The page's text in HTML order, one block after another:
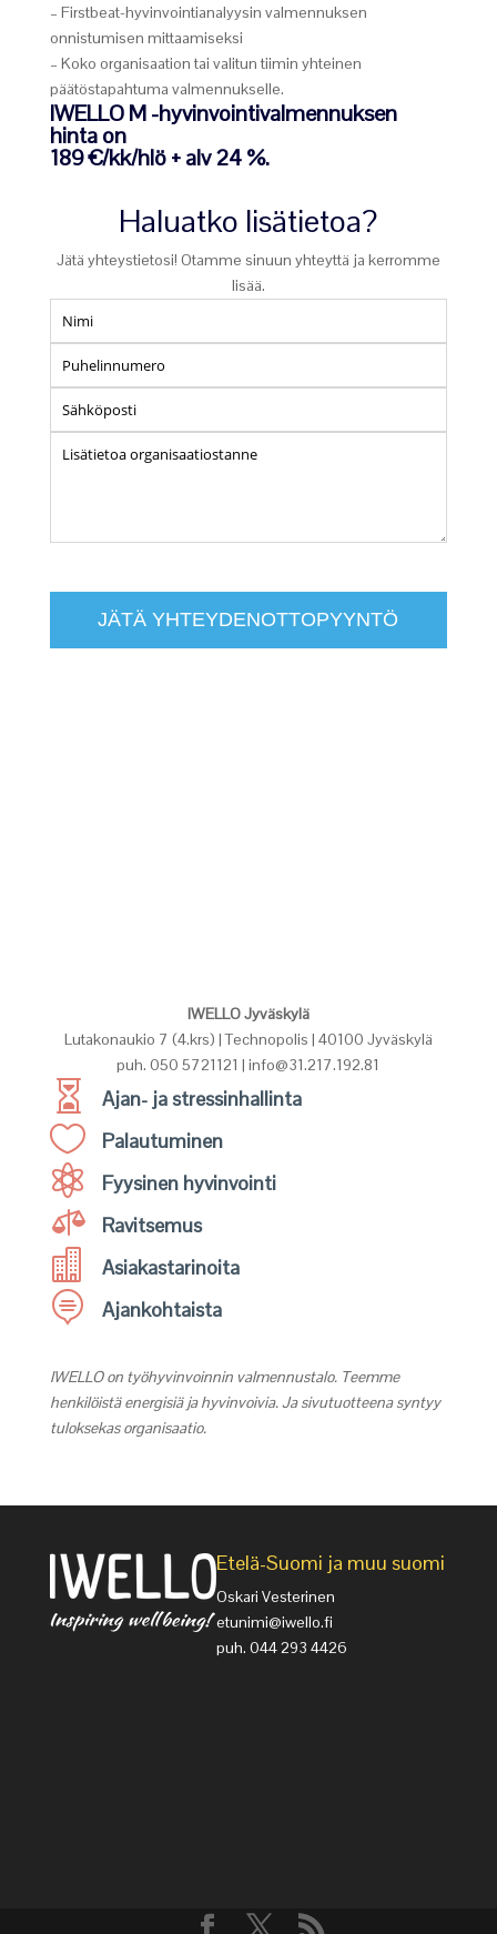
– Firstbeat-hyvinvointianalyysin valmennuksen
onnistumisen mittaamiseksi
– Koko organisaation tai valitun tiimin yhteinen
päätöstapahtuma valmennukselle.
IWELLO M -hyvinvointivalmennuksen
hinta on
189 €/kk/hlö + alv 24 %.
Haluatko lisätietoa?
Jätä yhteystietosi! Otamme sinuun yhteyttä ja kerromme
lisää.
IWELLO Jyväskylä
Lutakonaukio 7 (4.krs) | Technopolis | 40100 Jyväskylä
puh. 050 5721121 | info@31.217.192.81
 Ajan- ja stressinhallinta
 Palautuminen
 Fyysinen hyvinvointi
 Ravitsemus
 Asiakastarinoita
 Ajankohtaista
IWELLO on työhyvinvoinnin valmennustalo. Teemme
henkilöistä energisiä ja hyvinvoivia. Ja sivutuotteena syntyy
tuloksekas organisaatio.
Etelä-Suomi ja muu suomi
Oskari Vesterinen
etunimi@iwello.fi
puh. 044 293 4426